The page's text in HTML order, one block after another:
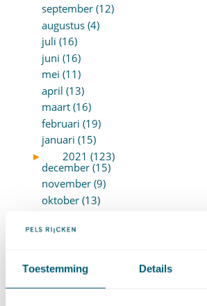
Toestemming Details
september (12)
augustus (4)
juli (16)
juni (16)
mei (11)
april (13)
maart (16)
februari (19)
januari (15)
►
2021 (123)
december (15)
november (9)
oktober (13)
augustus (7)
juni (14)